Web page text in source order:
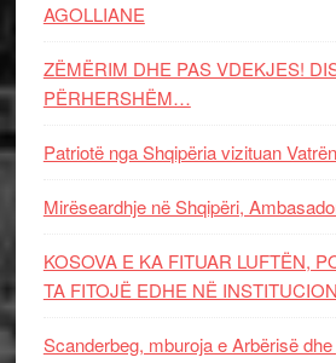
AGOLLIANE
ZËMËRIM DHE PAS VDEKJES!
PËRHERSHËM…
Patriotë nga Shqipëria vizituan Vatrën
Mirëseardhje në Shqipëri,
KOSOVA E KA FITUAR LUFTËN,
TA FITOJË EDHE NË
Scanderbeg, mburoja e Arbërisë